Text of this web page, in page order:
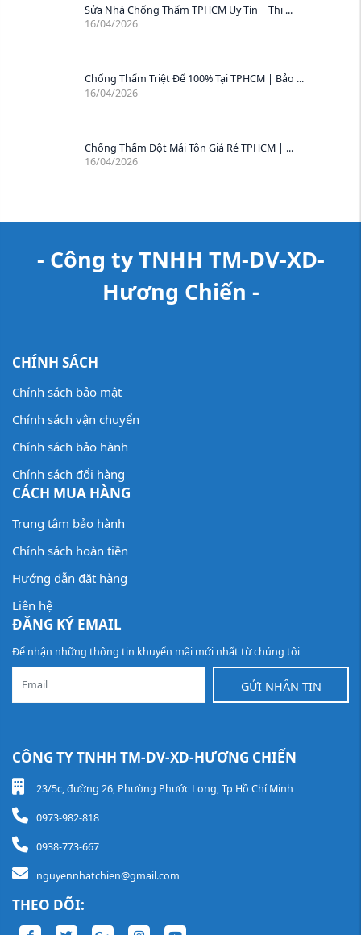
Sửa Nhà Chống Thấm TPHCM Uy Tín | Thi ...
16/04/2026
Chống Thấm Triệt Để 100% Tại TPHCM | Bảo ...
16/04/2026
Chống Thấm Dột Mái Tôn Giá Rẻ TPHCM | ...
16/04/2026
- Công ty TNHH TM-DV-XD-
Hương Chiến -
CHÍNH SÁCH
Chính sách bảo mật
Chính sách vận chuyển
Chính sách bảo hành
Chính sách đổi hàng
CÁCH MUA HÀNG
Trung tâm bảo hành
Chính sách hoàn tiền
Hướng dẫn đặt hàng
Liên hệ
ĐĂNG KÝ EMAIL
Để nhận những thông tin khuyến mãi mới nhất từ chúng tôi
GỬI NHẬN TIN
CÔNG TY TNHH TM-DV-XD-HƯƠNG CHIẾN
23/5c, đường 26, Phường Phước Long, Tp Hồ Chí Minh
0973-982-818
0938-773-667
nguyennhatchien@gmail.com
THEO DÕI: